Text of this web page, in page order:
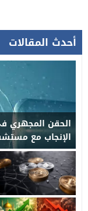
أحدث المقالات
الحقن المجهري
الإنجاب مع